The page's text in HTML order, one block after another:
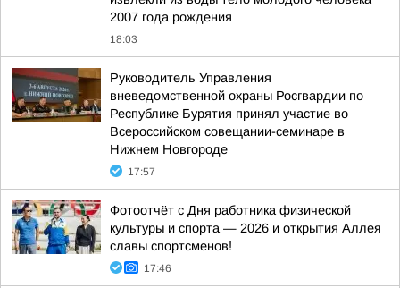
2007 года рождения
18:03
Руководитель Управления
вневедомственной охраны Росгвардии по
Республике Бурятия принял участие во
Всероссийском совещании-семинаре в
Нижнем Новгороде
17:57
Фотоотчёт с Дня работника физической
культуры и спорта — 2026 и открытия Аллея
славы спортсменов!
17:46